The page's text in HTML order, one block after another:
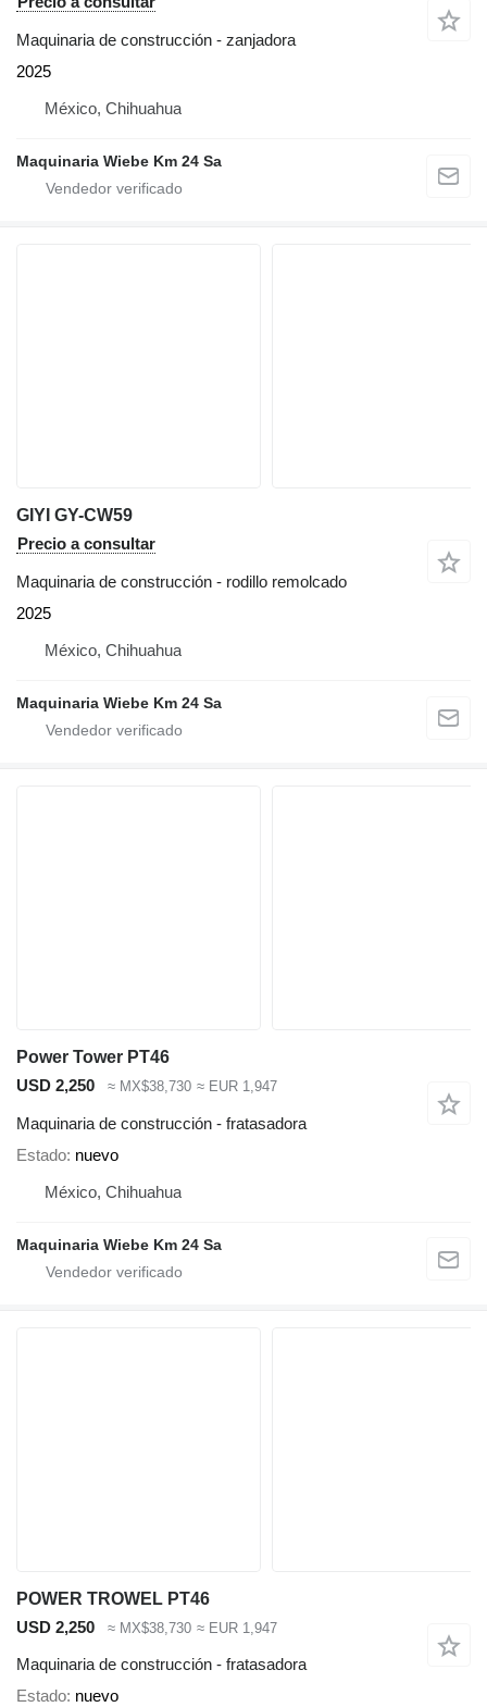
Maquinaria de construcción - zanjadora
2025
México, Chihuahua
Maquinaria Wiebe Km 24 Sa
GIYI GY-CW59
Precio a consultar
Maquinaria de construcción - rodillo remolcado
2025
México, Chihuahua
Maquinaria Wiebe Km 24 Sa
Power Tower PT46
USD 2,250
≈ MX$38,730 ≈ EUR 1,947
Maquinaria de construcción - fratasadora
Estado nuevo
México, Chihuahua
Maquinaria Wiebe Km 24 Sa
POWER TROWEL PT46
USD 2,250
≈ MX$38,730 ≈ EUR 1,947
Maquinaria de construcción - fratasadora
Estado nuevo